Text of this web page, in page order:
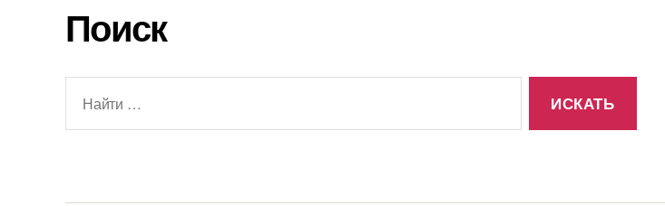
Поиск